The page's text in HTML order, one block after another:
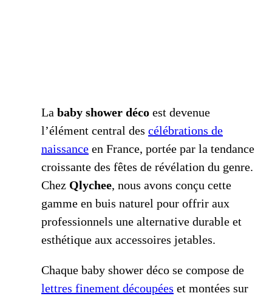
La baby shower déco est devenue
l’élément central des célébrations de
naissance en France, portée par la tendance
croissante des fêtes de révélation du genre.
Chez Qlychee, nous avons conçu cette
gamme en buis naturel pour offrir aux
professionnels une alternative durable et
esthétique aux accessoires jetables.
Chaque baby shower déco se compose de
lettres finement découpées et montées sur